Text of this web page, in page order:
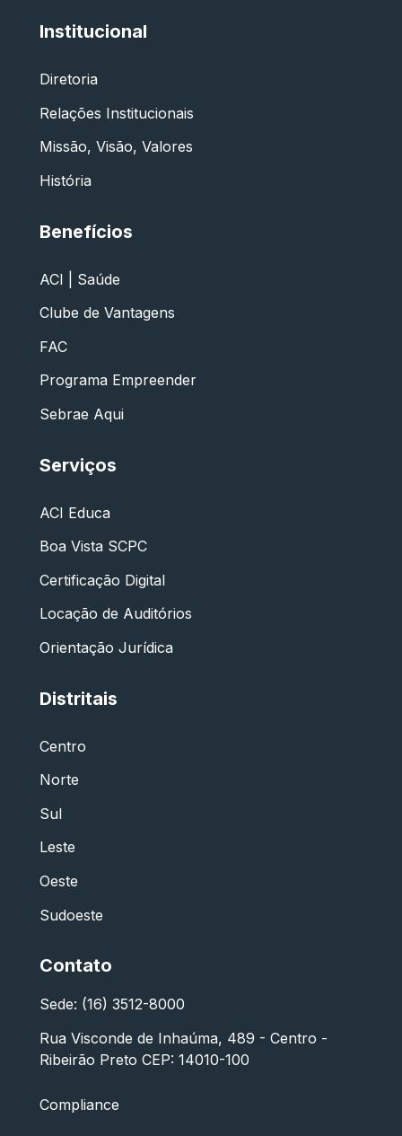
Institucional
Diretoria
Relações Institucionais
Missão, Visão, Valores
História
Benefícios
ACI | Saúde
Clube de Vantagens
FAC
Programa Empreender
Sebrae Aqui
Serviços
ACI Educa
Boa Vista SCPC
Certificação Digital
Locação de Auditórios
Orientação Jurídica
Distritais
Centro
Norte
Sul
Leste
Oeste
Sudoeste
Contato
Sede: (16) 3512-8000
Rua Visconde de Inhaúma, 489 - Centro -
Ribeirão Preto CEP: 14010-100
Compliance